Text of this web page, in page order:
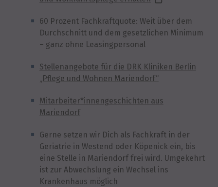
60 Prozent Fachkraftquote: Weit über dem
Durchschnitt und dem gesetzlichen Minimum
– ganz ohne Leasingpersonal
Stellenangebote für die DRK Kliniken Berlin
„Pflege und Wohnen Mariendorf“
Mitarbeiter*innengeschichten aus
Mariendorf
Gerne setzen wir Dich als Fachkraft in der
Geriatrie in Westend oder Köpenick ein, bis
eine Stelle in Mariendorf frei wird. Umgekehrt
ist zur Abwechslung ein Wechsel ins
Krankenhaus möglich